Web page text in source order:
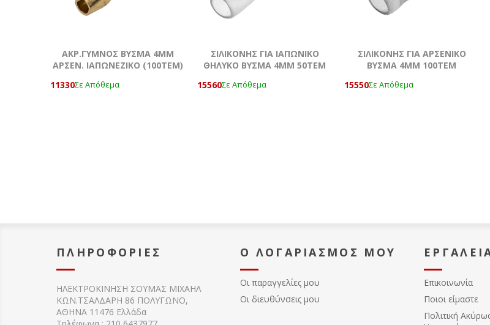
ΑΚΡ.ΓΥΜΝΟΣ ΒΥΣΜΑ 4MM
ΑΡΣΕΝ. ΙΑΠΩΝΕΖΙΚΟ (100ΤΕΜ)
11330Σε Απόθεμα
ΣΙΛΙΚΟΝΗΣ ΓΙΑ ΙΑΠΩΝΙΚΟ
ΘΗΛΥΚΟ ΒΥΣΜΑ 4ΜΜ 50ΤΕΜ
15560Σε Απόθεμα
ΣΙΛΙΚΟΝΗΣ ΓΙΑ ΑΡΣΕΝΙΚΟ
ΒΥΣΜΑ 4ΜΜ 100ΤΕΜ
15550Σε Απόθεμα
ΠΛΗΡΟΦΟΡΊΕΣ
ΗΛΕΚΤΡΟΚΙΝΗΣΗ ΣΟΥΜΑΣ MIXAHΛ
ΚΩΝ.ΤΣΑΛΔΑΡΗ 86 ΠΟΛΥΓΩΝΟ,
ΑΘΗΝΑ 11476 Ελλάδα
Ο ΛΟΓΑΡΙΑΣΜΌΣ ΜΟΥ
Οι παραγγελίες μου
Οι διευθύνσεις μου
Επικοινωνία
Ποιοι είμαστε
Πολιτική